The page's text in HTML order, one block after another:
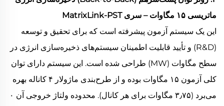
ماتریسی ۱۵ مگاوات – سری MatrixLink-PST
این یک سیستم آزمون پیشرفته است که برای تحقیق و توسعه
(R&D) و تأیید قابلیت اطمینان سیستم‌های ذخیره‌سازی انرژی در
سطح مگاوات (MW) طراحی شده است. این سیستم دارای توان
کلی آزمون ۱۵ مگاوات بوده و از طرح‌بندی ماژولار ۴ کاناله بهره
می‌برد (۳٫۷۵ مگاوات برای هر کانال). محدوده ولتاژ خروجی آن ۰